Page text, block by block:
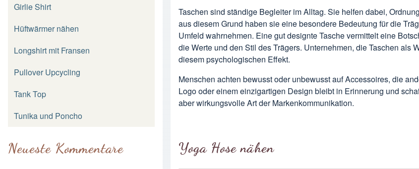
Girlie Shirt
Hüftwärmer nähen
Longshirt mit Fransen
Pullover Upcycling
Tank Top
Tunika und Poncho
Neueste Kommentare
Taschen sind ständige Begleiter im Alltag. Sie helfen dabei,
aus diesem Grund haben sie eine besondere Bedeutung für die
Umfeld wahrnehmen. Eine gut designte Tasche vermittelt eine
die Werte und den Stil des Trägers. Unternehmen, die Taschen als
diesem psychologischen Effekt.
Menschen achten bewusst oder unbewusst auf Accessoires, die
Logo oder einem einzigartigen Design bleibt in Erinnerung und
aber wirkungsvolle Art der Markenkommunikation.
Yoga Hose nähen